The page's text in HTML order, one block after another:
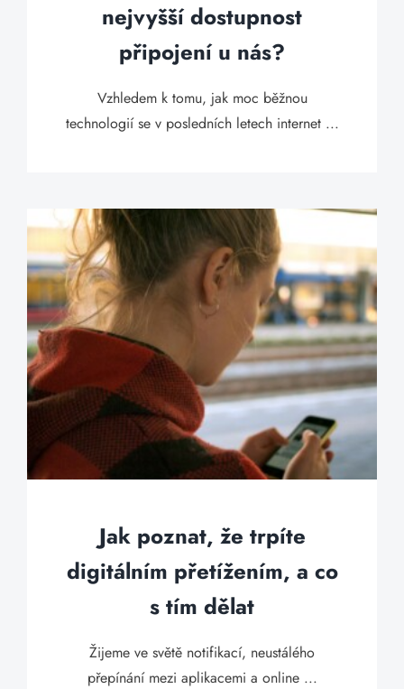
nejvyšší dostupnost
připojení u nás?
Vzhledem k tomu, jak moc běžnou
technologií se v posledních letech internet ...
Jak poznat, že trpíte
digitálním přetížením, a co
s tím dělat
Žijeme ve světě notifikací, neustálého
přepínání mezi aplikacemi a online ...